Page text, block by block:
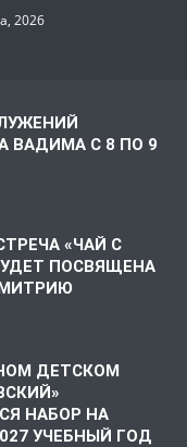
2026
ВАДИМА С 8 ПО 9
«ЧАЙ С
ПОСВЯЩЕНА
ДЕТСКОМ
НАБОР НА
УЧЕБНЫЙ ГОД